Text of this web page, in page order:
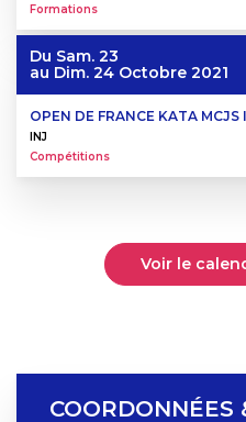
Formations
Du Sam. 23
au Dim. 24 Octobre 2021
OPEN DE FRANCE KATA MCJS
INJ
Compétitions
Voir le
COORDONNÉES